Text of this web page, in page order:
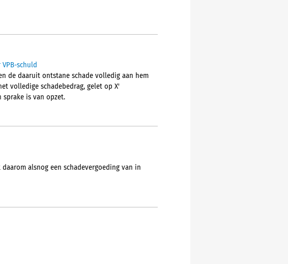
schuld
de daaruit ontstane schade volledig aan hem
volledige schadebedrag, gelet op X'
is van opzet.
alsnog een schadevergoeding van in